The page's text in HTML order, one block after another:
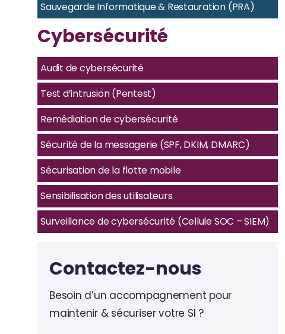
Sauvegarde Informatique & Restauration (PRA)
Cybersécurité
Audit de cybersécurité
Test d’intrusion (Pentest)
Remédiation de cybersécurité
Sécurité de la messagerie (SPF, DKIM, DMARC)
Sécurisation de la flotte mobile
Sensibilisation des utilisateurs
Surveillance de cybersécurité (Cellule SOC – SIEM)
Contactez-nous
Besoin d’un accompagnement pour
maintenir & sécuriser votre SI ?